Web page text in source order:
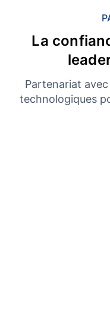
La
Partenariat
technologiques